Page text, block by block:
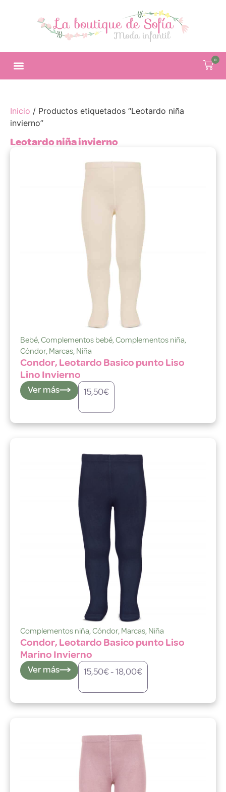
0
Inicio / Productos etiquetados “Leotardo niña
invierno”
Leotardo niña invierno
Bebé,Complementos bebé,Complementos niña,
Cóndor, Marcas, Niña
Condor, Leotardo Basico punto Liso
Lino Invierno
Ver más 15,50€
Complementos niña,Cóndor, Marcas, Niña
Condor, Leotardo Basico punto Liso
Marino Invierno
Ver más 15,50€-18,00€